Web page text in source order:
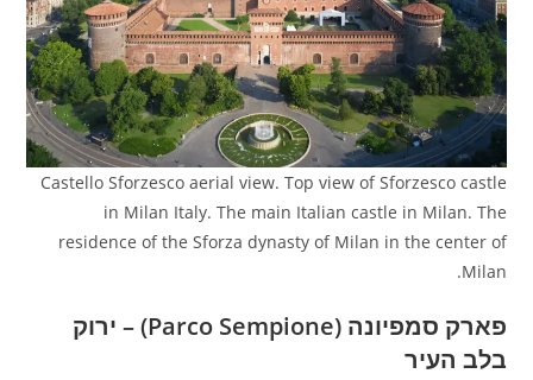
Castello Sforzesco aerial view. Top view of Sforzesco castle
in Milan Italy. The main Italian castle in Milan. The
residence of the Sforza dynasty of Milan in the center of
Milan.
פארק סמפיונה (Parco Sempione) – ירוק
בלב העיר